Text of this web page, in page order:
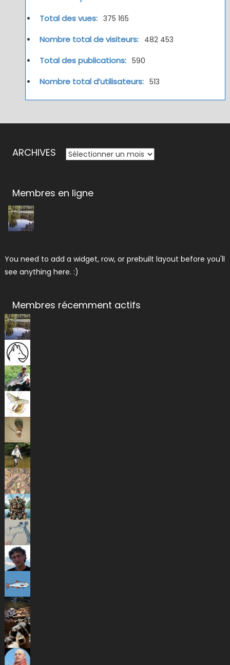
Total des vues: 375 165
Nombre total de visiteurs: 482 453
Total des publications: 590
Nombre total d’utilisateurs: 513
ARCHIVES ARCHIVES
Membres en ligne
You need to add a widget, row, or prebuilt layout before you'll
see anything here. :)
Membres récemment actifs